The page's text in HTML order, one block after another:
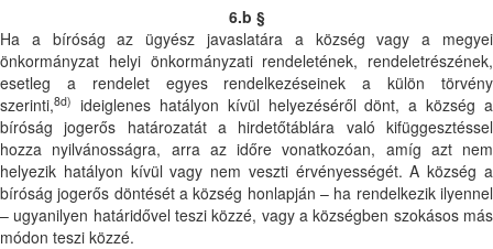
6.b §
Ha a bíróság az ügyész javaslatára a község vagy a megyei
önkormányzat helyi önkormányzati rendeletének, rendeletrészének,
esetleg a rendelet egyes rendelkezéseinek a külön törvény
szerinti,8d) ideiglenes hatályon kívül helyezéséről dönt, a község a
bíróság jogerős határozatát a hirdetőtáblára való kifüggesztéssel
hozza nyilvánosságra, arra az időre vonatkozóan, amíg azt nem
helyezik hatályon kívül vagy nem veszti érvényességét. A község a
bíróság jogerős döntését a község honlapján – ha rendelkezik ilyennel
– ugyanilyen határidővel teszi közzé, vagy a községben szokásos más
módon teszi közzé.